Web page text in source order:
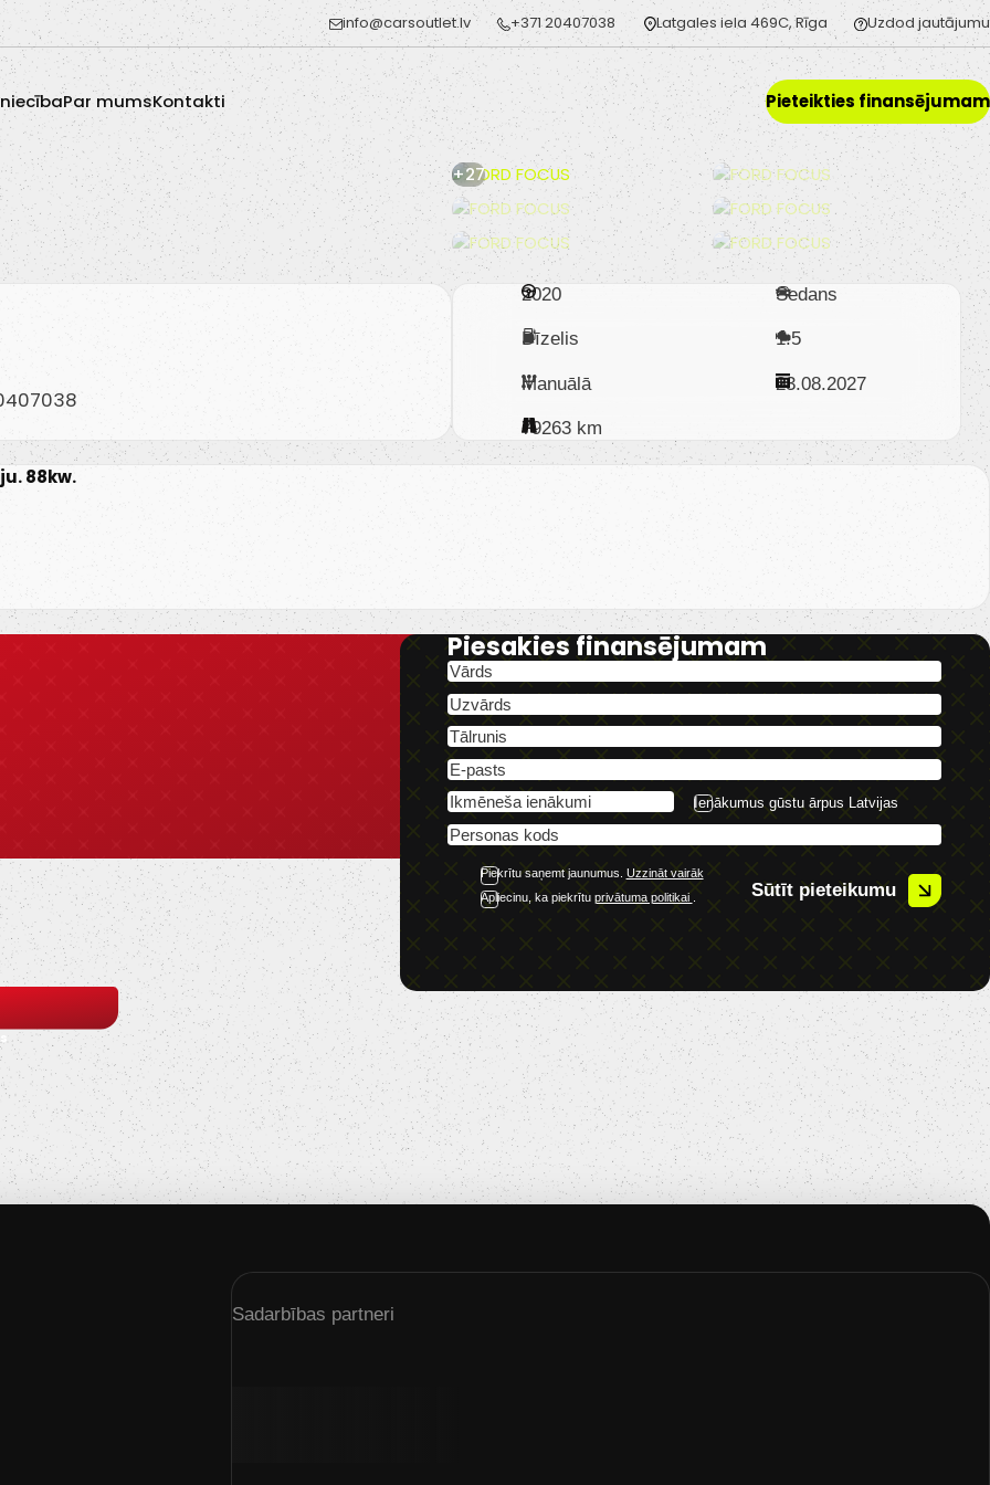
info@carsoutlet.lv +371 20407038 Latgales iela 469C, Rīga Uzdod jautājumu
Par mumsKontakti Pieteikties finansējumam
+27
2020 Sedans
Dīzelis 1.5
Manuālā 23.08.2027
79263 km
88kw.
Piesakies finansējumam
Ienākumus gūstu ārpus Latvijas
Piekrītu saņemt jaunumus. Uzzināt vairāk
Apliecinu, ka piekrītu privātuma politikai Sūtīt pieteikumu
Sadarbības partneri